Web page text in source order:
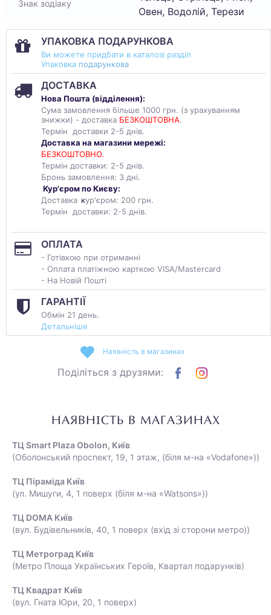
Знак зодіаку
Овен, Водолій, Терези
УПАКОВКА ПОДАРУНКОВА
Ви можете придбати в каталозі разділ
Упаковка подарункова
ДОСТАВКА
Нова Пошта (відділення):
Сума замовлення більше 1000 грн. (з урахуванням
знижки) - доставка БЕЗКОШТОВНА.
Термін доставки 2-5 днів.
Доставка на магазини мережі:
БЕЗКОШТОВНО.
Термін доставки: 2-5 днів.
Бронь замовлення: 3 дні.
Кур'єром по Києву:
Доставка кур'єром: 200 грн.
Термін доставки: 2-5 днів.
ОПЛАТА
- Готівкою при отриманні
- Оплата платіжною карткою VISA/Mastercard
- На Новій Пошті
ГАРАНТІЇ
Обмін 21 день.
Детальніше
Наявність в магазинах
Поділіться з друзями:
НАЯВНІСТЬ В МАГАЗИНАХ
ТЦ Smart Plaza Obolon, Київ
(Оболонський проспект, 19, 1 этаж, (біля м-на «Vodafone»))
ТЦ Піраміда Київ
(ул. Мишуги, 4, 1 поверх (біля м-на «Watsons»))
ТЦ DOMA Київ
(вул. Будівельників, 40, 1 поверх (вхід зі сторони метро))
ТЦ Метроград Київ
(Метро Площа Українських Героїв, Квартал подарунків)
ТЦ Квадрат Київ
(вул. Гната Юри, 20, 1 поверх)